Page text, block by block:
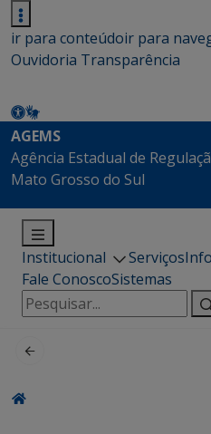
ir para conteúdoir para
Ouvidoria Transparência
AGEMS
Agência Estadual de
Mato Grosso do Sul
Institucional Serviços
Fale ConoscoSistemas
Pesquisar
por: